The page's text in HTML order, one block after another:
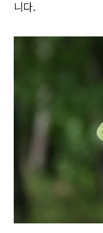
니다.